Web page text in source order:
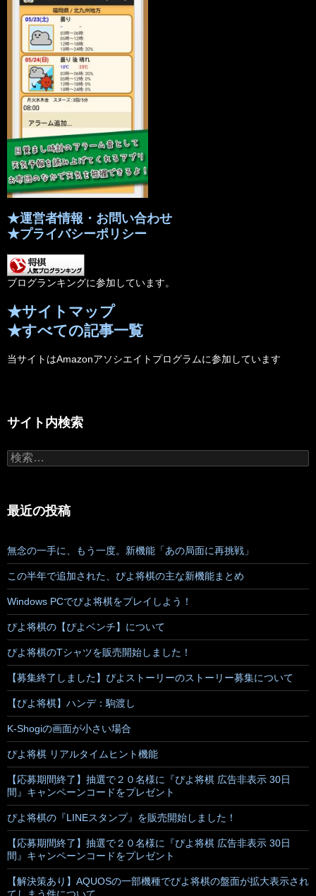
★運営者情報・お問い合わせ
★プライバシーポリシー
ブログランキングに参加しています。
★サイトマップ
★すべての記事一覧
当サイトはAmazonアソシエイトプログラムに参加しています
サイト内検索
検
索:
最近の投稿
無念の一手に、もう一度。新機能「あの局面に再挑戦」
この半年で追加された、ぴよ将棋の主な新機能まとめ
Windows PCでぴよ将棋をプレイしよう！
ぴよ将棋の【ぴよベンチ】について
ぴよ将棋のTシャツを販売開始しました！
【募集終了しました】ぴよストーリーのストーリー募集について
【ぴよ将棋】ハンデ：駒渡し
K-Shogiの画面が小さい場合
ぴよ将棋 リアルタイムヒント機能
【応募期間終了】抽選で２０名様に『ぴよ将棋 広告非表示 30日
間』キャンペーンコードをプレゼント
ぴよ将棋の『LINEスタンプ』を販売開始しました！
【応募期間終了】抽選で２０名様に『ぴよ将棋 広告非表示 30日
間』キャンペーンコードをプレゼント
【解決策あり】AQUOSの一部機種でぴよ将棋の盤面が拡大表示され